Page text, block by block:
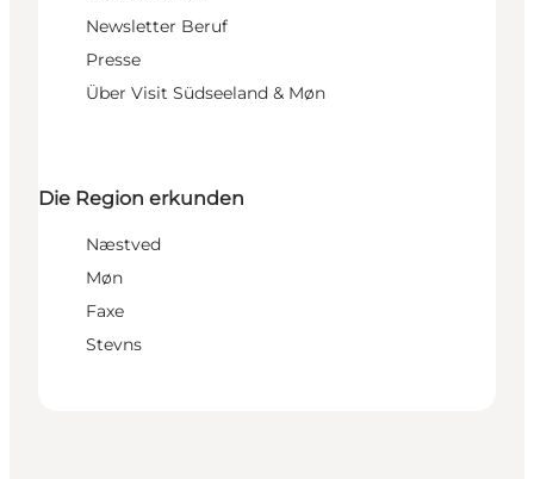
Newsletter Beruf
Presse
Über Visit Südseeland & Møn
Die Region erkunden
Næstved
Møn
Faxe
Stevns